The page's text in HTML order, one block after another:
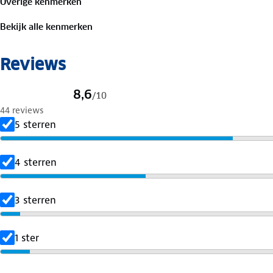
ministerie van Binnenlandse Veiligheid (Homeland
de reizigers in de Verenigde Staten uitoefent. TSA-slot
Bekijk alle kenmerken
Reviews
8,6/10
44 reviews
5 sterren
4 sterren
3 sterren
1 ster